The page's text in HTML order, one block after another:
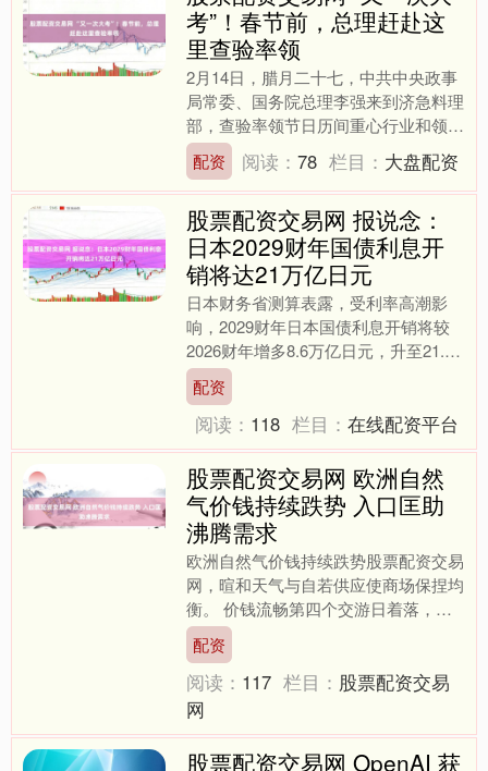
考”！春节前，总理赶赴这
里查验率领
2月14日，腊月二十七，中共中央政事
局常委、国务院总理李强来到济急料理
部，查验率领节日历间重心行业和领域
安全贪污、春运春节劳动保险等职责。
他提到，要“遵循捏好....
配资 阅读：78 栏目： 大盘配资
股票配资交易网 报说念：
日本2029财年国债利息开
销将达21万亿日元
日本财务省测算表露，受利率高潮影
响，2029财年日本国债利息开销将较
2026财年增多8.6万亿日元，升至21.6
万亿日元。 该测算以2026财年预算案
为基础，对....
配资
阅读： 118 栏目：在线配资平台
股票配资交易网 欧洲自然
气价钱持续跌势 入口匡助
沸腾需求
欧洲自然气价钱持续跌势股票配资交易
网，暄和天气与自若供应使商场保捏均
衡。 价钱流畅第四个交游日着落，徜
徉在五周低点隔壁。尽管该地区强大的
储气表率处于低于季节平均....
配资
阅读： 117 栏目： 股票配资交易
网
股票配资交易网 OpenAI 获